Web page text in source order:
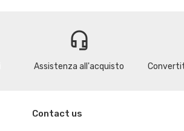
headset_mic
Assistenza all'acquisto
Contact us